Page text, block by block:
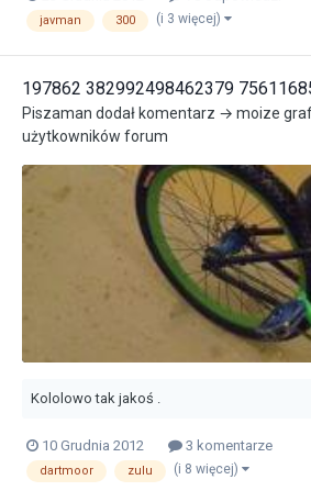
javman 300 (i 3 więcej)
197862 382992498462379
Piszaman dodał komentarz → moize
użytkowników forum
Kololowo tak jakoś .
10 Grudnia 2012 3 komentarze
dartmoor zulu (i 8 więcej)